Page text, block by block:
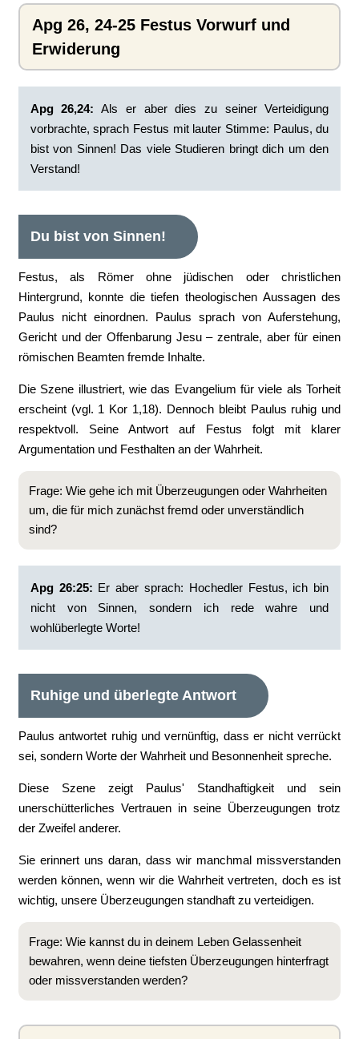
Apg 26, 24-25 Festus Vorwurf und
Erwiderung
Apg 26,24: Als er aber dies zu seiner Verteidigung
vorbrachte, sprach Festus mit lauter Stimme: Paulus, du
bist von Sinnen! Das viele Studieren bringt dich um den
Verstand!
Du bist von Sinnen!
Festus, als Römer ohne jüdischen oder christlichen
Hintergrund, konnte die tiefen theologischen Aussagen des
Paulus nicht einordnen. Paulus sprach von Auferstehung,
Gericht und der Offenbarung Jesu – zentrale, aber für einen
römischen Beamten fremde Inhalte.
Die Szene illustriert, wie das Evangelium für viele als Torheit
erscheint (vgl. 1 Kor 1,18). Dennoch bleibt Paulus ruhig und
respektvoll. Seine Antwort auf Festus folgt mit klarer
Argumentation und Festhalten an der Wahrheit.
Frage: Wie gehe ich mit Überzeugungen oder Wahrheiten
um, die für mich zunächst fremd oder unverständlich
sind?
Apg 26:25: ‭Er aber sprach: Hochedler Festus, ich bin
nicht von Sinnen, sondern ich rede wahre und
wohlüberlegte Worte!
Ruhige und überlegte Antwort
Paulus antwortet ruhig und vernünftig, dass er nicht verrückt
sei, sondern Worte der Wahrheit und Besonnenheit spreche.
Diese Szene zeigt Paulus' Standhaftigkeit und sein
unerschütterliches Vertrauen in seine Überzeugungen trotz
der Zweifel anderer.
Sie erinnert uns daran, dass wir manchmal missverstanden
werden können, wenn wir die Wahrheit vertreten, doch es ist
wichtig, unsere Überzeugungen standhaft zu verteidigen.
Frage: Wie kannst du in deinem Leben Gelassenheit
bewahren, wenn deine tiefsten Überzeugungen hinterfragt
oder missverstanden werden?